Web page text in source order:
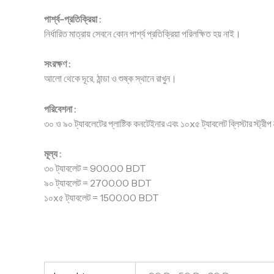
পার্শ্ব-প্রতিক্রিয়া :
নির্ধারিত মাত্রায় সেবনে কোন পার্শ্ব প্রতিক্রিয়া পরিলক্ষিত হয় নাই।
সংরক্ষণ :
আলো থেকে দূরে, ঠান্ডা ও শুষ্ক স্থানে রাখুন।
পরিবেশনা :
৩০ ও ৯০ ট্যাবলেটের প্লাষ্টিক কনটেইনার এবং ১০x৫ ট্যাবলেট ব্লিস্টার স্ট্রীপ
মূল্য :
৩০ ট্যাবলেট = 900.00 BDT
৯০ ট্যাবলেট = 2700.00 BDT
১০x৫ ট্যাবলেট = 1500.00 BDT